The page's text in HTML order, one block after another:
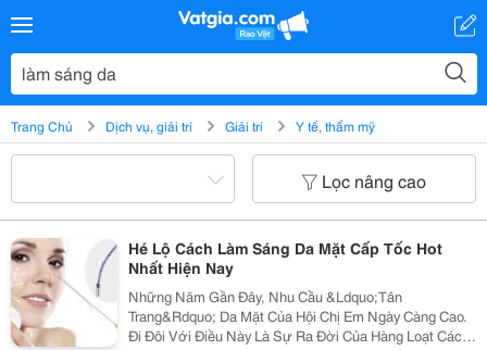
Trang Chủ Dịch vụ, giải trí Giải trí Y tế, thẩm mỹ
Lọc nâng cao
Hé Lộ Cách Làm Sáng Da Mặt Cấp Tốc Hot
Nhất Hiện Nay
Những Năm Gần Đây, Nhu Cầu &Ldquo;Tân
Trang&Rdquo; Da Mặt Của Hội Chị Em Ngày Càng Cao.
Đi Đôi Với Điều Này Là Sự Ra Đời Của Hàng Loạt Các